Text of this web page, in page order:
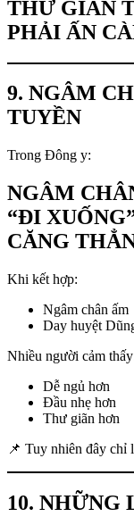
THƯ GIÃN
PHẢI ẤN
9. NGÂM
TUYỀN
Trong Đông y:
NGÂM
“ĐI
CĂNG
Khi kết hợp:
Ngâm chân ấm
Day huyệt
Nhiều người cảm
Dễ ngủ hơn
Đầu nhẹ hơn
Thư giãn hơn
📌 Tuy nhiên đây chỉ
10. NHỮNG